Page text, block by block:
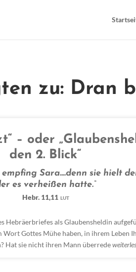
zu: Dran
– oder
den 2. Blick“
Sara....denn sie hielt
es verheißen hatte.“
Hebr. 11,11 LUT
Hebräerbriefes als Glaubensheldin
Gottes Mühe haben, in ihrem Leben
Hat sie nicht ihren Mann überrede